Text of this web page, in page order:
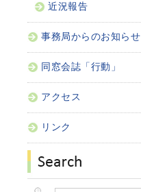
近況報告
事務局からのお知らせ
同窓会誌「行動」
アクセス
リンク